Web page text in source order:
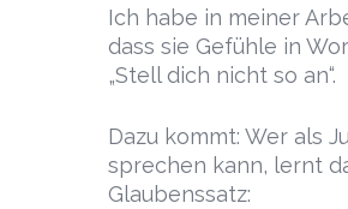
Ich habe in meiner
dass sie Gefühle in
„Stell dich nicht so an“.
Dazu kommt: Wer als
sprechen kann, lernt
Glaubenssatz: